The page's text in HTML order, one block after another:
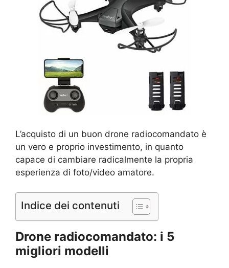
L’acquisto di un buon drone radiocomandato è
un vero e proprio investimento, in quanto
capace di cambiare radicalmente la propria
esperienza di foto/video amatore.
Indice dei contenuti
Drone radiocomandato: i 5
migliori modelli